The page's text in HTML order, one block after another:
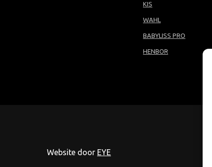
KIS
WAHL
BABYLISS PRO
HENBOR
Website door EYE